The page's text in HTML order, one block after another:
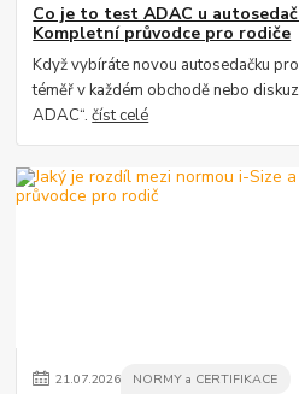
Co je to test ADAC u
Kompletní průvodce pro rodiče
Když vybíráte novou autosedačku
téměř v každém obchodě nebo
ADAC“.číst celé
21.07.2026 NORMY a CERTIFIKACE